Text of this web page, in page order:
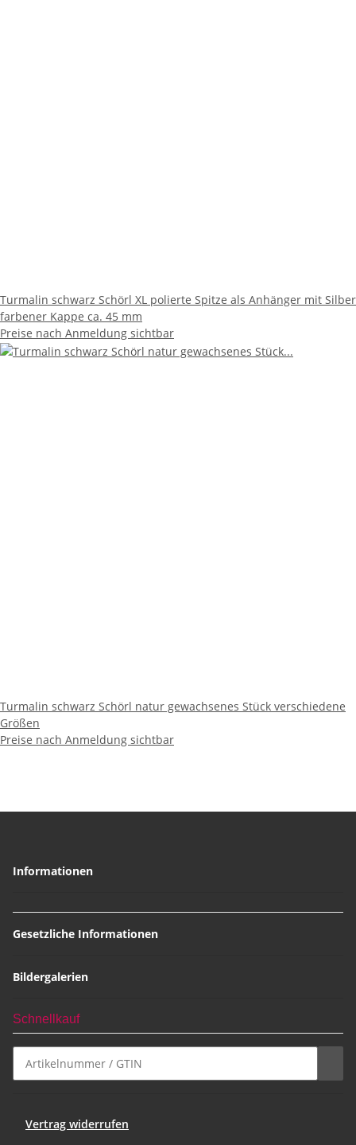
Turmalin schwarz Schörl XL polierte Spitze als Anhänger mit Silber
farbener Kappe ca. 45 mm
Preise nach Anmeldung sichtbar
Turmalin schwarz Schörl natur gewachsenes Stück verschiedene
Größen
Preise nach Anmeldung sichtbar
Informationen
Gesetzliche Informationen
Bildergalerien
Schnellkauf
Vertrag widerrufen